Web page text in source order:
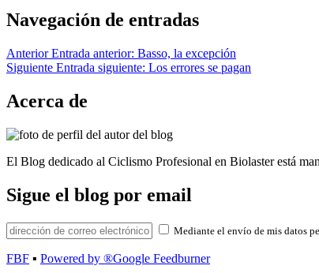
Navegación de entradas
Anterior Entrada anterior: Basso, la excepción
Siguiente Entrada siguiente: Los errores se pagan
Acerca de
El Blog dedicado al Ciclismo Profesional en Biolaster está
Sigue el blog por email
Mediante el envío de mis datos
FBF ▪ Powered by ®Google Feedburner